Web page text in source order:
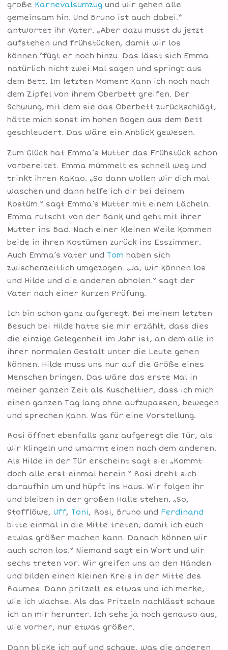
große Karnevalsumzug und wir gehen alle
gemeinsam hin. Und Bruno ist auch dabei.“
antwortet ihr Vater. „Aber dazu musst du jetzt
aufstehen und frühstücken, damit wir los
können.“fügt er noch hinzu. Das lässt sich Emma
natürlich nicht zwei Mal sagen und springt aus
dem Bett. Im letzten Moment kann ich noch nach
dem Zipfel von ihrem Oberbett greifen. Der
Schwung, mit dem sie das Oberbett zurückschlägt,
hätte mich sonst im hohen Bogen aus dem Bett
geschleudert. Das wäre ein Anblick gewesen.
Zum Glück hat Emma’s Mutter das Frühstück schon
vorbereitet. Emma mümmelt es schnell weg und
trinkt ihren Kakao. „So dann wollen wir dich mal
waschen und dann helfe ich dir bei deinem
Kostüm.“ sagt Emma’s Mutter mit einem Lächeln.
Emma rutscht von der Bank und geht mit ihrer
Mutter ins Bad. Nach einer kleinen Weile kommen
beide in ihren Kostümen zurück ins Esszimmer.
Auch Emma’s Vater undTom haben sich
zwischenzeitlich umgezogen. „Ja, wir können los
und Hilde und die anderen abholen.“ sagt der
Vater nach einer kurzen Prüfung.
Ich bin schon ganz aufgeregt. Bei meinem letzten
Besuch bei Hilde hatte sie mir erzählt, dass dies
die einzige Gelegenheit im Jahr ist, an dem alle in
ihrer normalen Gestalt unter die Leute gehen
können. Hilde muss uns nur auf die Größe eines
Menschen bringen. Das wäre das erste Mal in
meiner ganzen Zeit als Kuscheltier, dass ich mich
einen ganzen Tag lang ohne aufzupassen, bewegen
und sprechen kann. Was für eine Vorstellung.
Rosi öffnet ebenfalls ganz aufgeregt die Tür, als
wir klingeln und umarmt einen nach dem anderen.
Als Hilde in der Tür erscheint sagt sie: „Kommt
doch alle erst einmal herein.“ Rosi dreht sich
daraufhin um und hüpft ins Haus. Wir folgen ihr
und bleiben in der großen Halle stehen. „So,
Stofflöwe,Uff,Toni, Rosi, Bruno und Ferdinand
bitte einmal in die Mitte treten, damit ich euch
etwas größer machen kann. Danach können wir
auch schon los.“ Niemand sagt ein Wort und wir
sechs treten vor. Wir greifen uns an den Händen
und bilden einen kleinen Kreis in der Mitte des
Raumes. Dann pritzelt es etwas und ich merke,
wie ich wachse. Als das Pritzeln nachlässt schaue
ich an mir herunter. Ich sehe ja noch genauso aus,
wie vorher, nur etwas größer.
Dann blicke ich auf und schaue, was die anderen